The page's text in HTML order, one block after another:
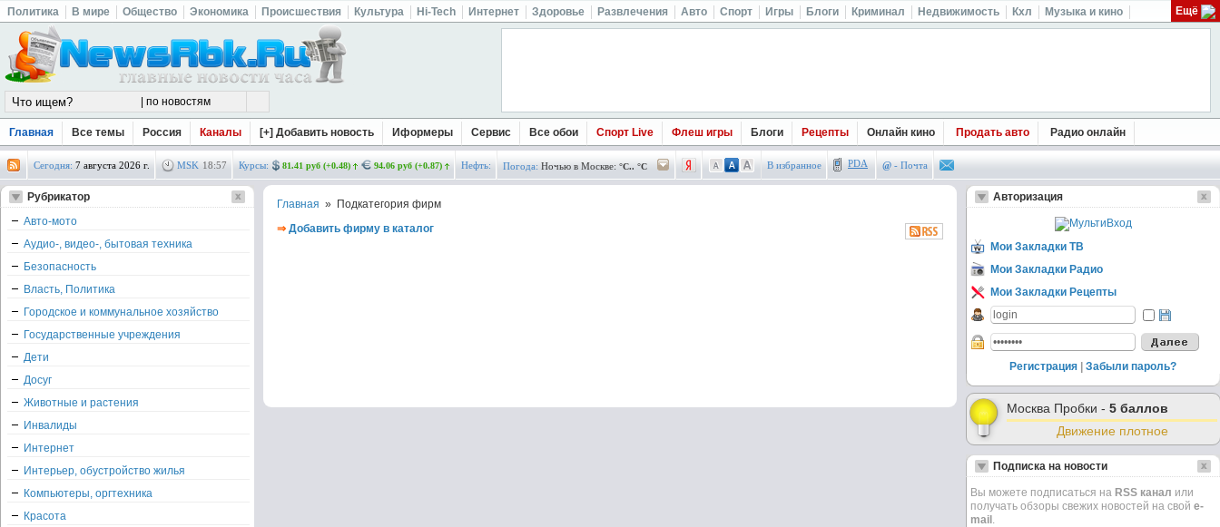
Политика В мире Общество Экономика Происшествия Культура Hi-Tech Интернет Здоровье Развлечения Авто Спорт Игры Блоги Криминал Недвижимость Кхл Музыка и кино Ещё
Главная Все темы Россия Каналы [+] Добавить новость Иформеры Сервис Все обои Спорт Live Флеш игры Блоги Рецепты Онлайн кино Продать авто Радио онлайн
Сегодня: 7 августа 2026 г. MSK 18:57 Курсы: 81.41 руб (+0.48) 94.06 руб (+0.87) Нефть: Погода: Ночью в Москве: °C.. °C В избранное PDA @ - Почта
Главная » Подкатегория фирм
⇒ Добавить фирму в каталог
Рубрикатор
Авто-мото
Аудио-, видео-, бытовая техника
Безопасность
Власть, Политика
Городское и коммунальное хозяйство
Государственные учреждения
Дети
Досуг
Животные и растения
Инвалиды
Интернет
Интерьер, обустройство жилья
Компьютеры, оргтехника
Красота
Авторизация
Мои Закладки ТВ
Мои Закладки Радио
Мои Закладки Рецепты
Регистрация Забыли пароль?
Москва Пробки - 5 баллов
Движение плотное
Подписка на новости
Вы можете подписаться на RSS канал или
получать обзоры свежих новостей на свой e-
mail .